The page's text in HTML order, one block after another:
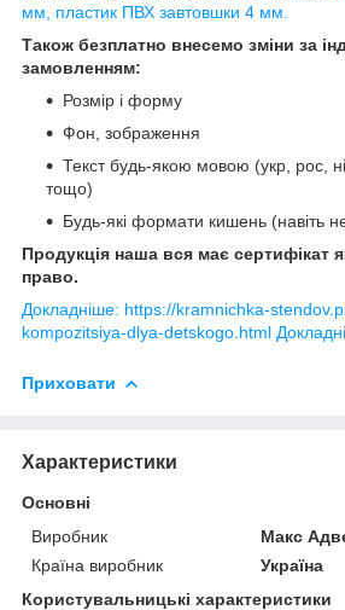
мм, пластик ПВХ завтовшки 4 мм.
Також безплатно внесемо зміни за
замовленням:
Розмір і форму
Фон, зображення
Текст будь-якою мовою (укр, рос,
тощо)
Будь-які формати кишень (навіть
Продукція наша вся має сертифікат
право.
Докладніше: https://kramnichka-
kompozitsiya-dlya-detskogo.html
Приховати
Характеристики
Основні
Виробник
Макс
Країна виробник
Україна
Користувальницькі характеристики